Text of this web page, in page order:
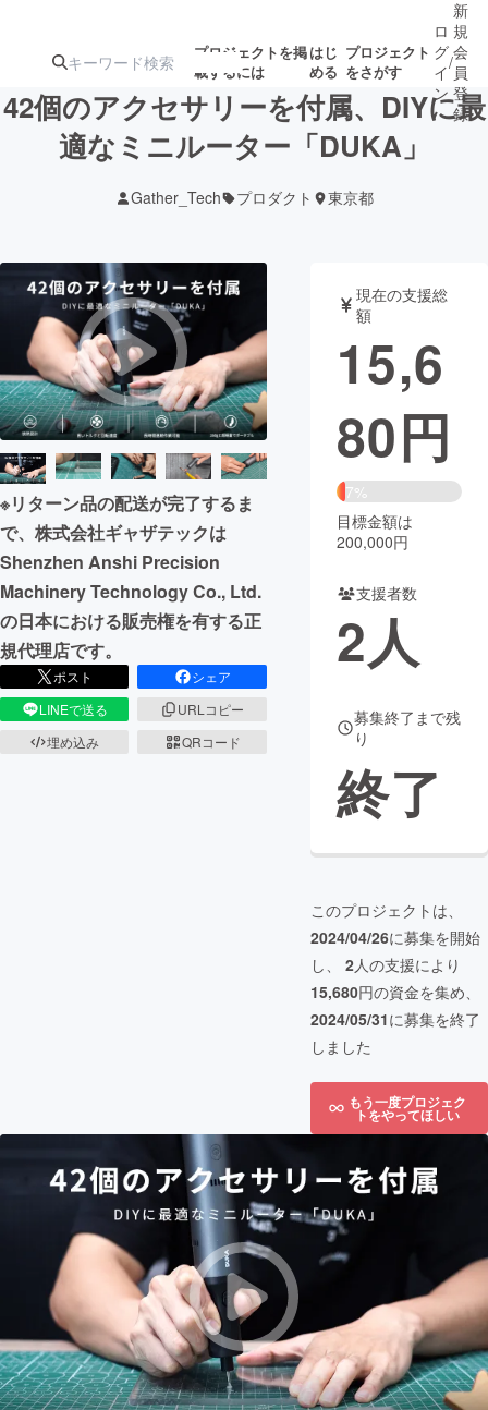
プロジェクトを掲
載するには
はじ
める
プロジェクト
をさがす
ターン
注目の新着プロ
ジェクト
募集終了が近いプ
ロジェクト
アート・写真 音楽
テクノロジー・ガジェット ゲーム・
映像・映画 書籍・雑誌
ビジネス・起業 チャレンジ
まちづくり・地域活性化
CAMPFIRE for Social Good
CAMPFIRE Creation
CAMPFIREふるさと納税machi-ya コミュニティ
ロ
グ
イ
ン
/
新
規
会
員
登
録
42個のアクセサリーを付属、DIYに最
適なミニルーター「DUKA」
Gather_Tech プロダクト 東京都
※リターン品の配送が完了するま
で、株式会社ギャザテックは
Shenzhen Anshi Precision
Machinery Technology Co., Ltd.
の日本における販売権を有する正
規代理店です。
ポスト
シェア
LINEで送る
URLコピー
埋め込み
QRコード
現在の支援総
額
15,6
80円
7%
目標金額は
200,000円
支援者数
2人
募集終了まで残
り
終了
このプロジェクトは、
2024/04/26に募集を開始
し、 2人の支援により
15,680円の資金を集め、
2024/05/31に募集を終了
しました
もう一度プロジェク
トをやってほしい